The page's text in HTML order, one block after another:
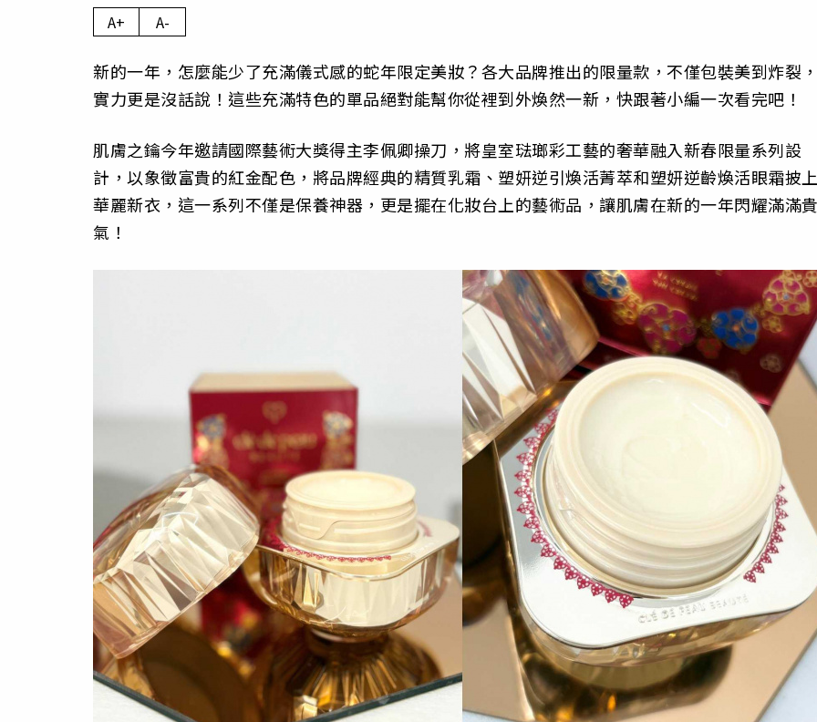
A+ A-
新的一年，怎麼能少了充滿儀式感的蛇年限定美妝？各大品牌推出的限量款，不僅包裝美到炸裂
實力更是沒話說！這些充滿特色的單品絕對能幫你從裡到外煥然一新，快跟著小編一次看完吧！
肌膚之鑰今年邀請國際藝術大獎得主李佩卿操刀，將皇室琺瑯彩工藝的奢華融入新春限量系列設
計，以象徵富貴的紅金配色，將品牌經典的精質乳霜、塑妍逆引煥活菁萃和塑妍逆齡煥活眼霜披
華麗新衣，這一系列不僅是保養神器，更是擺在化妝台上的藝術品，讓肌膚在新的一年閃耀滿滿
氣！